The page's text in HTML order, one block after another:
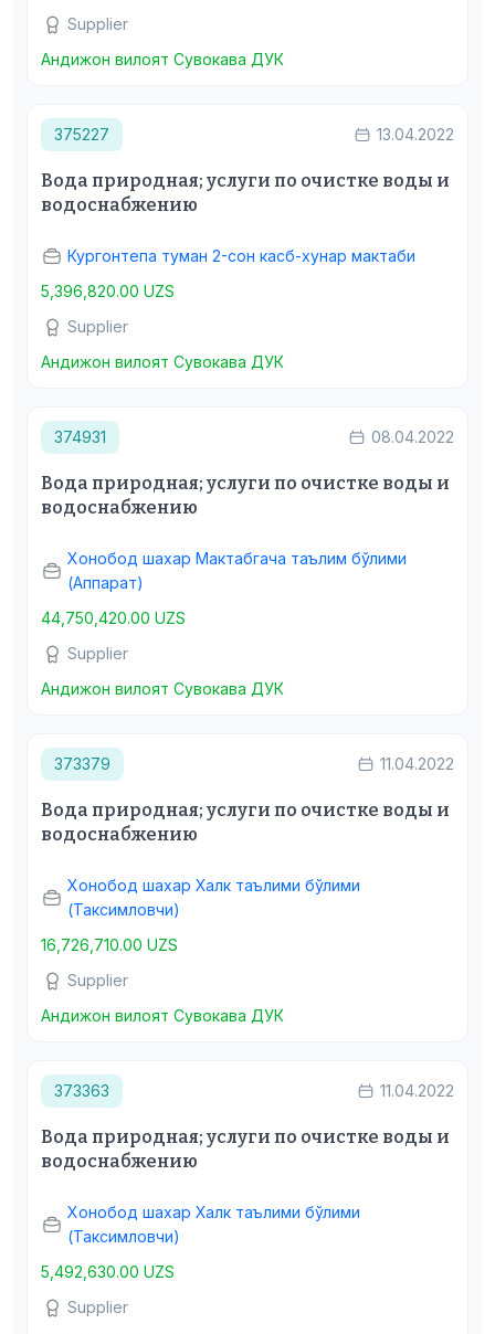
Supplier
Андижон вилоят Сувокава ДУК
375227 13.04.2022
Вода природная; услуги по очистке воды и
водоснабжению
Кургонтепа туман 2-сон касб-хунар мактаби
5,396,820.00 UZS
Supplier
Андижон вилоят Сувокава ДУК
374931 08.04.2022
Вода природная; услуги по очистке воды и
водоснабжению
Хонобод шахар Мактабгача таълим бўлими
(Аппарат)
44,750,420.00 UZS
Supplier
Андижон вилоят Сувокава ДУК
373379 11.04.2022
Вода природная; услуги по очистке воды и
водоснабжению
Хонобод шахар Халк таълими бўлими
(Таксимловчи)
16,726,710.00 UZS
Supplier
Андижон вилоят Сувокава ДУК
373363 11.04.2022
Вода природная; услуги по очистке воды и
водоснабжению
Хонобод шахар Халк таълими бўлими
(Таксимловчи)
5,492,630.00 UZS
Supplier